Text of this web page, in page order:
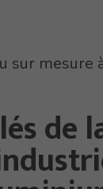
sur mesure
de